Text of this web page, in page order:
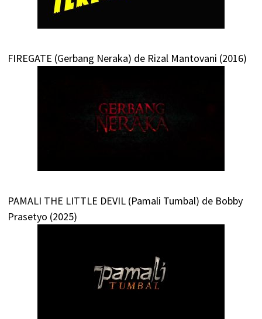
FIREGATE (Gerbang Neraka) de Rizal Mantovani (2016)
PAMALI THE LITTLE DEVIL (Pamali Tumbal) de Bobby
Prasetyo (2025)